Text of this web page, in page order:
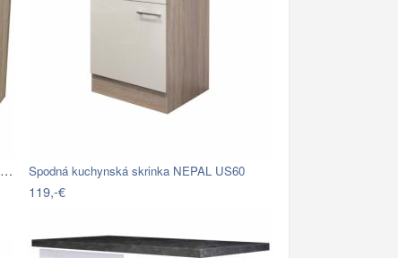
ROHOVÁ SPODNÁ SKRINKA SAMOA UEBE 110 Spodná kuchynská skrinka NEPAL US60
119,-€